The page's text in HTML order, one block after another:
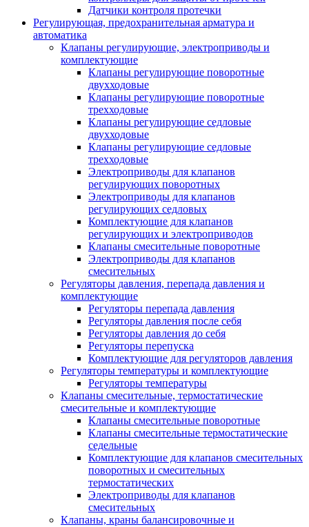
Датчики контроля протечки
Регулирующая, предохранительная арматура и
автоматика
Клапаны регулирующие, электроприводы и
комплектующие
Клапаны регулирующие поворотные
двухходовые
Клапаны регулирующие поворотные
трехходовые
Клапаны регулирующие седловые
двухходовые
Клапаны регулирующие седловые
трехходовые
Электроприводы для клапанов
регулирующих поворотных
Электроприводы для клапанов
регулирующих седловых
Комплектующие для клапанов
регулирующих и электроприводов
Клапаны смесительные поворотные
Электроприводы для клапанов
смесительных
Регуляторы давления, перепада давления и
комплектующие
Регуляторы перепада давления
Регуляторы давления после себя
Регуляторы давления до себя
Регуляторы перепуска
Комплектующие для регуляторов давления
Регуляторы температуры и комплектующие
Регуляторы температуры
Клапаны смесительные, термостатические
смесительные и комплектующие
Клапаны смесительные поворотные
Клапаны смесительные термостатические
седельные
Комплектующие для клапанов смесительных
поворотных и смесительных
термостатических
Электроприводы для клапанов
смесительных
Клапаны, краны балансировочные и